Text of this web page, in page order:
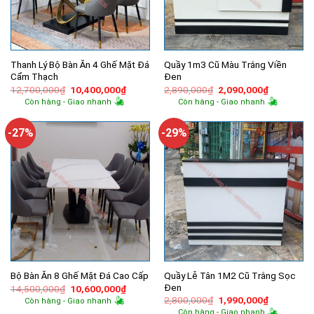
Thanh Lý Bộ Bàn Ăn 4 Ghế Mặt Đá
Cẩm Thạch
12,700,000₫ Giá
gốc
là:
10,400,000₫Giá
hiện
10,400,000₫.
Còn hàng - Giao nhanh
Quầy 1m3 Cũ Màu Trắng Viền
Đen
2,890,000₫ Giá
gốc
là:
2,090,000₫Giá
hiện
tại
Còn hàng - Giao nhanh
-27%
Bộ Bàn Ăn 8 Ghế Mặt Đá Cao Cấp
14,500,000₫ Giá
gốc
là:
10,600,000₫Giá
hiện
Còn hàng - Giao nhanh
-29%
Quầy Lễ Tân 1M2 Cũ Trắng Sọc
Đen
2,800,000₫ Giá
gốc
1,990,000₫Giá
hiện